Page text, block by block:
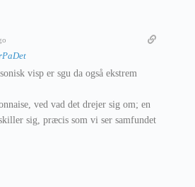
visp er sgu da også ekstrem
ved vad det drejer sig om; en
sig, præcis som vi ser samfundet